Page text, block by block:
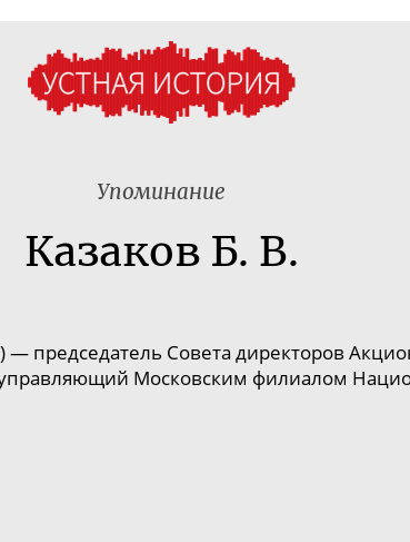
Упоминание
Казаков Б. В.
— председатель Совета директоров
Московским филиалом